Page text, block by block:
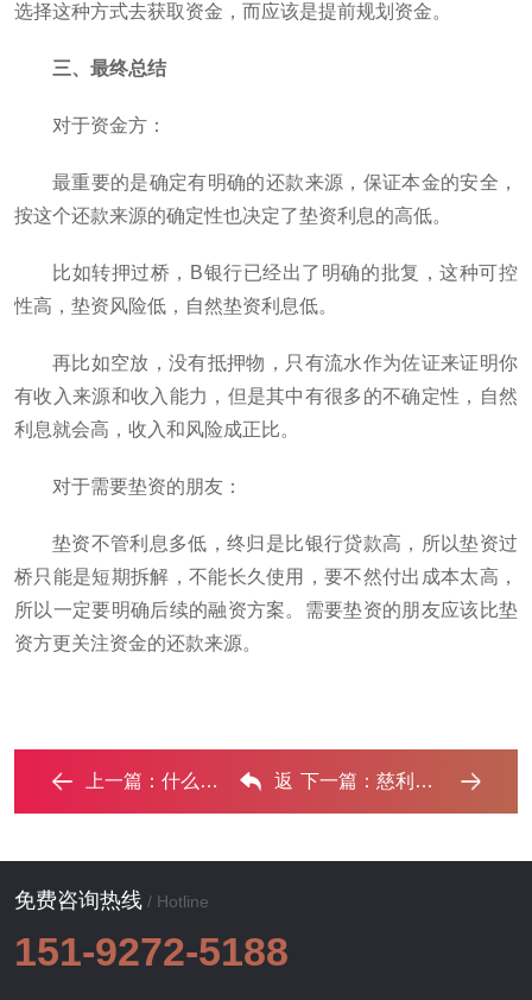
选择这种方式去获取资金，而应该是提前规划资金。
三、最终总结
对于资金方：
最重要的是确定有明确的还款来源，保证本金的安全，
按这个还款来源的确定性也决定了垫资利息的高低。
比如转押过桥，B银行已经出了明确的批复，这种可控
性高，垫资风险低，自然垫资利息低。
再比如空放，没有抵押物，只有流水作为佐证来证明你
有收入来源和收入能力，但是其中有很多的不确定性，自然
利息就会高，收入和风险成正比。
对于需要垫资的朋友：
垫资不管利息多低，终归是比银行贷款高，所以垫资过
桥只能是短期拆解，不能长久使用，要不然付出成本太高，
所以一定要明确后续的融资方案。需要垫资的朋友应该比垫
资方更关注资金的还款来源。
上一篇： 什么是过桥资金？慈利过桥垫资的办理流程 ...‌ 返 下一篇：‌慈利个人债务怎么整合到一个上面?‌
免费咨询热线 / Hotline
151-9272-5188